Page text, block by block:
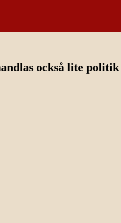
också lite politik